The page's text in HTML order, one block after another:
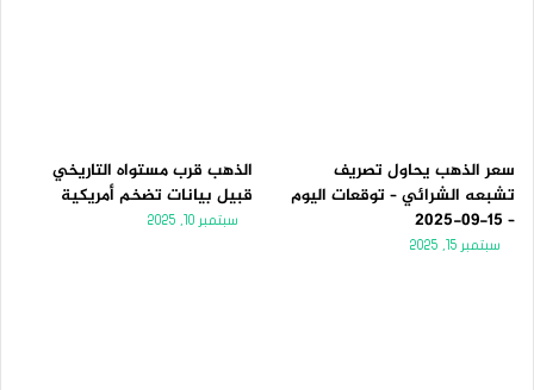
سعر الذهب يحاول تصريف
تشبعه الشرائي – توقعات اليوم
– 15-09-2025
سبتمبر 15, 2025
الذهب قرب مستواه التاريخي
قبيل بيانات تضخم أمريكية
سبتمبر 10, 2025